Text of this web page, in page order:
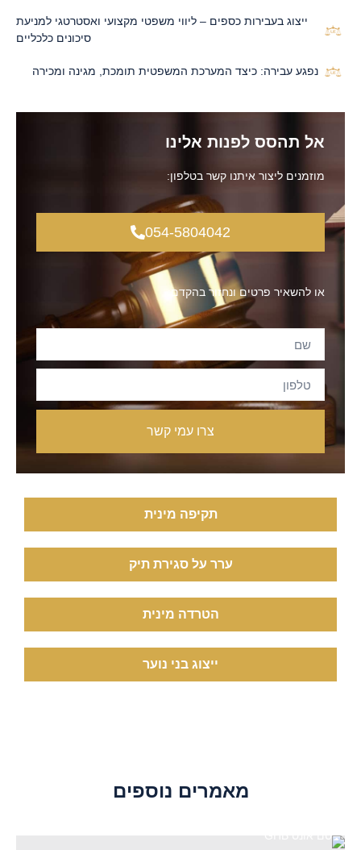
ייצוג בעבירות כספים – ליווי משפטי מקצועי ואסטרטגי למניעת
סיכונים כלכליים
נפגע עבירה: כיצד המערכת המשפטית תומכת, מגינה ומכירה
אל תהסס לפנות אלינו
מוזמנים ליצור איתנו קשר בטלפון:
054-5804042
או להשאיר פרטים ונחזור בהקדם:
צרו עמי קשר
תקיפה מינית
ערר על סגירת תיק
הטרדה מינית
ייצוג בני נוער
מאמרים נוספים